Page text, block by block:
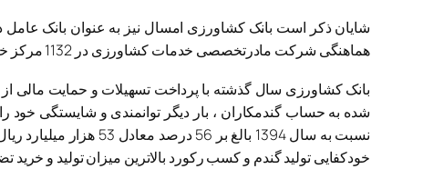
شایان ذکر است بانک کشاورزی امسال نیز به عنوان بانک
هماهنگی شرکت مادرتخصصی خدمات کشاورزی در 1132 مرکز خرید نسبت به خرید محصول و واریز وجوه گندم به حساب کشاورزان اقدام کند.
شده به حساب گندمکاران ، بار دیگر توانمندی و شایستگی خود
نسبت به سال 1394
خودکفایی تولید گندم و کسب رکورد بالاترین میزان تولید و